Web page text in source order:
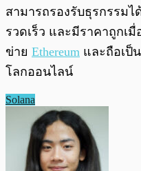
สามารถรองรับธุรกรรม
รวดเร็ว และมีราคาถูกเมื่
ข่าย Ethereum และถือเป็
โลกออนไลน์
Solana